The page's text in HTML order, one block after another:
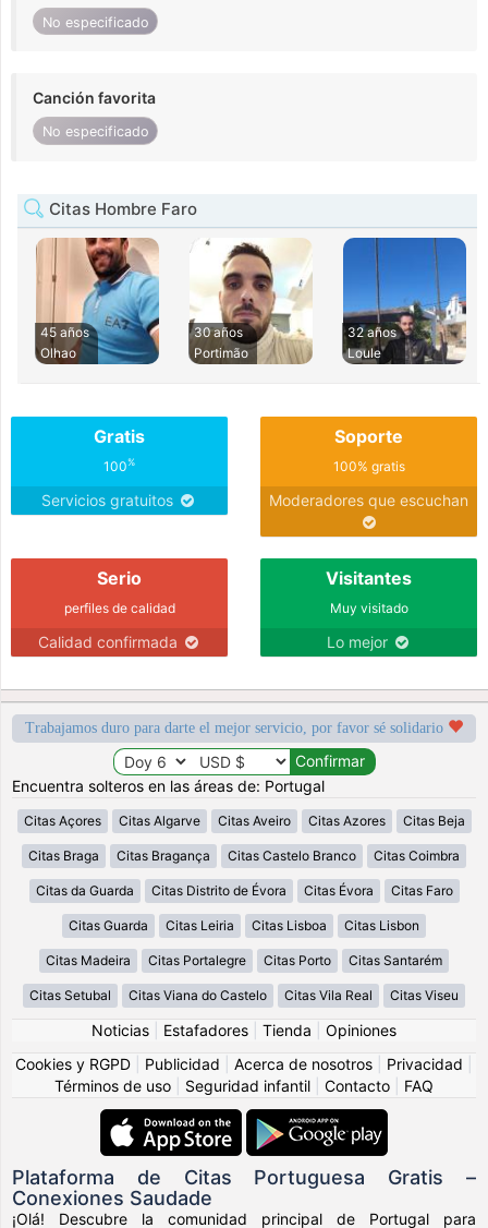
No especificado
Canción favorita
No especificado
Citas Hombre Faro
45 años
Olhao
30 años
Portimão
32 años
Loule
Gratis
100%
Servicios gratuitos
Soporte
100% gratis
Moderadores que escuchan
Serio
perfiles de calidad
Calidad confirmada
Visitantes
Muy visitado
Lo mejor
Trabajamos duro para darte el mejor servicio, por favor sé solidario
Encuentra solteros en las áreas de: Portugal
Citas Açores Citas Algarve Citas Aveiro Citas Azores Citas Beja
Citas Braga Citas Bragança Citas Castelo Branco Citas Coimbra
Citas da Guarda Citas Distrito de Évora Citas Évora Citas Faro
Citas Guarda Citas Leiria Citas Lisboa Citas Lisbon
Citas Madeira Citas Portalegre Citas Porto Citas Santarém
Citas Setubal Citas Viana do Castelo Citas Vila Real Citas Viseu
Noticias Estafadores Tienda
Opiniones
Cookies y RGPD
Publicidad Acerca de nosotros Privacidad
Términos de uso
Seguridad infantil Contacto FAQ
Plataforma de Citas Portuguesa Gratis –
Conexiones Saudade
¡Olá! Descubre la comunidad principal de Portugal para